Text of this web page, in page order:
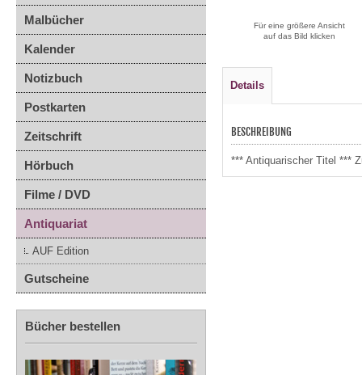
Malbücher
Kalender
Notizbuch
Postkarten
Zeitschrift
Hörbuch
Filme / DVD
Antiquariat
AUF Edition
Gutscheine
Bücher bestellen
Für eine größere Ansicht
auf das Bild klicken
Details
BESCHREIBUNG
*** Antiquarischer Titel ***